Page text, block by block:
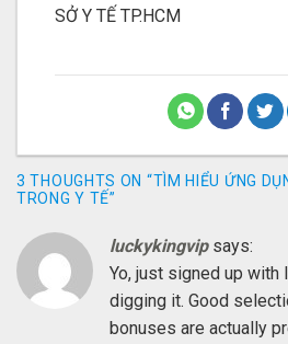
SỞ Y TẾ TP.HCM
3 THOUGHTS ON “TÌM HIỂU ỨNG
TRONG Y TẾ”
luckykingvip says:
Yo, just signed up with
digging it. Good
bonuses are actually